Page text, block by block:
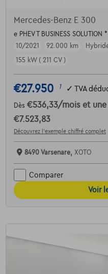
Mercedes-Benz E 300
e PHEV T BUSINESS
10/2021
92.000 km
155 kW ( 211 CV )
€27.950 1 ✓ TVA
Dès €536,33/mois et
€7.523,83
Découvrez l’exemple chiffré complet
8490 Varsenare, XOTO
Comparer
Voir